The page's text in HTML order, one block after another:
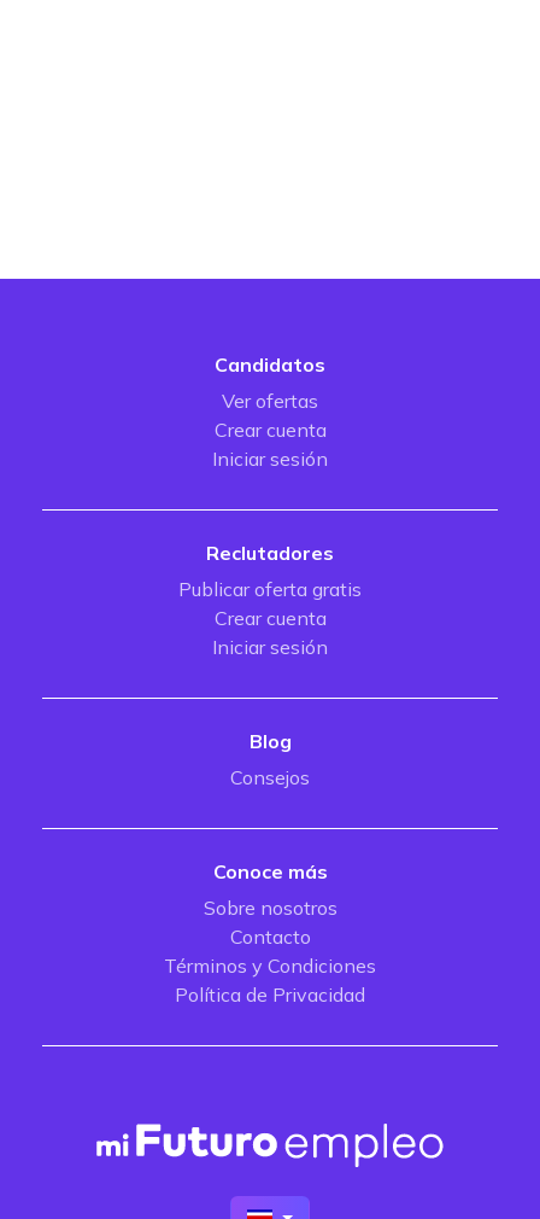
Candidatos
Ver ofertas
Crear cuenta
Iniciar sesión
Reclutadores
Publicar oferta gratis
Crear cuenta
Iniciar sesión
Blog
Consejos
Conoce más
Sobre nosotros
Contacto
Términos y Condiciones
Política de Privacidad